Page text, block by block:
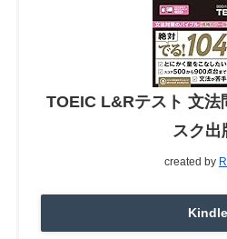
TOEIC L&Rテスト 文法
スク出
created by
Kindle